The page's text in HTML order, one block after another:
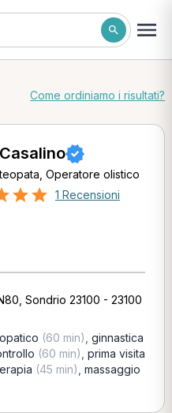
Come ordiniamo i risultati?
Operatore olistico
1 Recensioni
Sondrio 23100 - 23100
(60 min) ginnastica
(60 min) prima visita
(45 min) massaggio